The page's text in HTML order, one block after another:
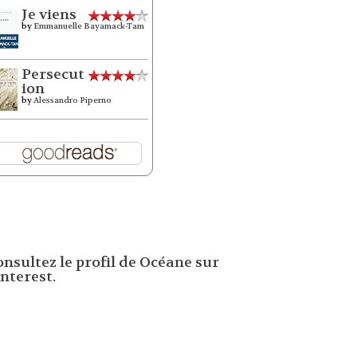
Je viens
by Emmanuelle Bayamack-Tam
Persecut
ion
byAlessandro Piperno
le profil de Océane sur